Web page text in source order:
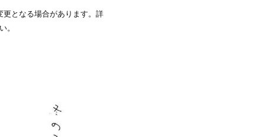
となる場合があります。詳
。